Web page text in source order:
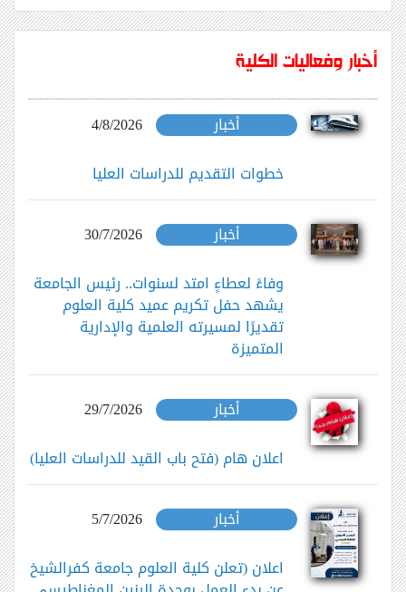
أخبار وفعاليات الكلية
أخبار
4/8/2026
خطوات التقديم للدراسات العليا
أخبار
30/7/2026
وفاءً لعطاءٍ امتد لسنوات.. رئيس الجامعة
يشهد حفل تكريم عميد كلية العلوم
تقديرًا لمسيرته العلمية والإدارية
المتميزة
أخبار
29/7/2026
اعلان هام (فتح باب القيد للدراسات العليا)
أخبار
5/7/2026
اعلان (تعلن كلية العلوم جامعة كفرالشيخ